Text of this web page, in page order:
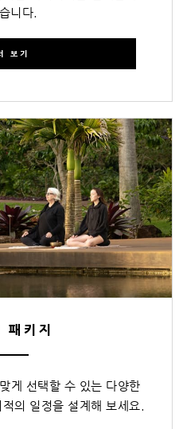
니다.
보기
패키지
게 선택할 수 있는 다양한
의 일정을 설계해 보세요.